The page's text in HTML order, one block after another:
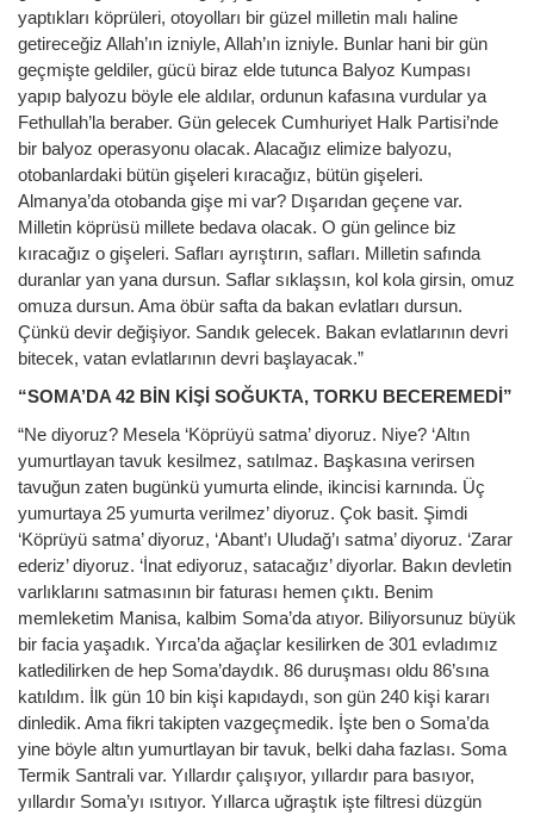
yaptıkları köprüleri, otoyolları bir güzel milletin malı haline
getireceğiz Allah’ın izniyle, Allah’ın izniyle. Bunlar hani bir gün
geçmişte geldiler, gücü biraz elde tutunca Balyoz Kumpası
yapıp balyozu böyle ele aldılar, ordunun kafasına vurdular ya
Fethullah’la beraber. Gün gelecek Cumhuriyet Halk Partisi’nde
bir balyoz operasyonu olacak. Alacağız elimize balyozu,
otobanlardaki bütün gişeleri kıracağız, bütün gişeleri.
Almanya’da otobanda gişe mi var? Dışarıdan geçene var.
Milletin köprüsü millete bedava olacak. O gün gelince biz
kıracağız o gişeleri. Safları ayrıştırın, safları. Milletin safında
duranlar yan yana dursun. Saflar sıklaşsın, kol kola girsin, omuz
omuza dursun. Ama öbür safta da bakan evlatları dursun.
Çünkü devir değişiyor. Sandık gelecek. Bakan evlatlarının devri
bitecek, vatan evlatlarının devri başlayacak.”
“SOMA’DA 42 BİN KİŞİ SOĞUKTA, TORKU BECEREMEDİ”
“Ne diyoruz? Mesela ‘Köprüyü satma’ diyoruz. Niye? ‘Altın
yumurtlayan tavuk kesilmez, satılmaz. Başkasına verirsen
tavuğun zaten bugünkü yumurta elinde, ikincisi karnında. Üç
yumurtaya 25 yumurta verilmez’ diyoruz. Çok basit. Şimdi
‘Köprüyü satma’ diyoruz, ‘Abant’ı Uludağ’ı satma’ diyoruz. ‘Zarar
ederiz’ diyoruz. ‘İnat ediyoruz, satacağız’ diyorlar. Bakın devletin
varlıklarını satmasının bir faturası hemen çıktı. Benim
memleketim Manisa, kalbim Soma’da atıyor. Biliyorsunuz büyük
bir facia yaşadık. Yırca’da ağaçlar kesilirken de 301 evladımız
katledilirken de hep Soma’daydık. 86 duruşması oldu 86’sına
katıldım. İlk gün 10 bin kişi kapıdaydı, son gün 240 kişi kararı
dinledik. Ama fikri takipten vazgeçmedik. İşte ben o Soma’da
yine böyle altın yumurtlayan bir tavuk, belki daha fazlası. Soma
Termik Santrali var. Yıllardır çalışıyor, yıllardır para basıyor,
yıllardır Soma’yı ısıtıyor. Yıllarca uğraştık işte filtresi düzgün